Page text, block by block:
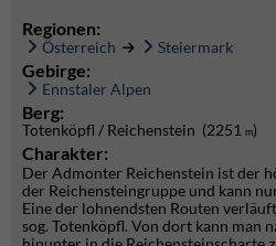
Regionen:
Österreich Steiermark
Gebirge:
Ennstaler Alpen
Berg:
Totenköpfl / Reichenstein (2251 m)
Charakter:
Der Admonter Reichenstein ist der
der Reichensteingruppe und kann
Eine der lohnendsten Routen
sog. Totenköpfl. Von dort kann man